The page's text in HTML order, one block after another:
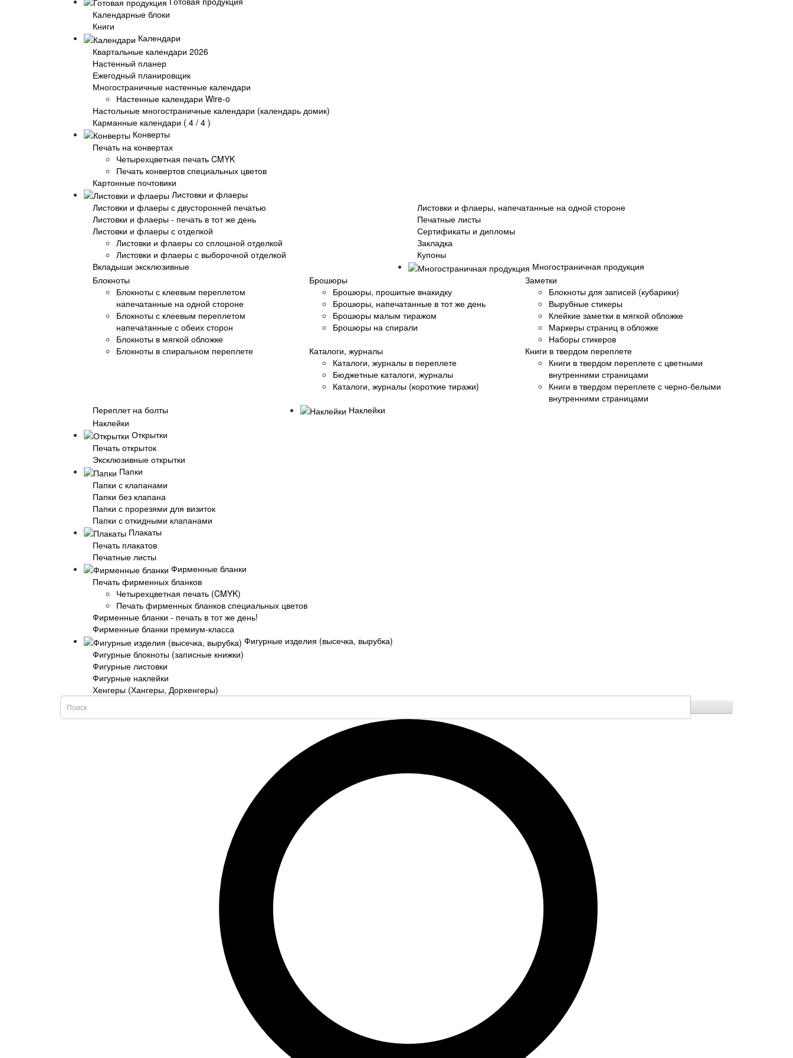
Календарные блоки
Книги
Календари
Квартальные календари 2026
Настенный планер
Ежегодный планировщик
Многостраничные настенные календари
Настенные календари Wire-o
Настольные многостраничные календари (календарь домик)
Карманные календари ( 4 / 4 )
Конверты
Печать на конвертах
Четырехцветная печать CMYK
Печать конвертов специальных цветов
Картонные почтовики
Листовки и флаеры
Листовки и флаеры с двусторонней печатью
Листовки и флаеры, напечатанные на одной стороне
Листовки и флаеры - печать в тот же день
Печатные листы
Листовки и флаеры с отделкой
Листовки и флаеры со сплошной отделкой
Листовки и флаеры с выборочной отделкой
Сертификаты и дипломы
Закладка
Купоны
Вкладыши эксклюзивные
Многостраничная продукция
Блокноты
Блокноты с клеевым переплетом
напечатанные на одной стороне
Блокноты с клеевым переплетом
напечатанные с обеих сторон
Блокноты в мягкой обложке
Блокноты в спиральном переплете
Брошюры
Брошюры, прошитые внакидку
Брошюры, напечатанные в тот же день
Брошюры малым тиражом
Брошюры на спирали
Заметки
Блокноты для записей (кубарики)
Вырубные стикеры
Клейкие заметки в мягкой обложке
Маркеры страниц в обложке
Наборы стикеров
Каталоги, журналы
Каталоги, журналы в переплете
Бюджетные каталоги, журналы
Каталоги, журналы (короткие тиражи)
Книги в твердом переплете
Книги в твердом переплете с цветными
внутренними страницами
Книги в твердом переплете с черно-белыми
внутренними страницами
Переплет на болты
Наклейки
Наклейки
Открытки
Печать открыток
Эксклюзивные открытки
Папки
Папки с клапанами
Папки без клапана
Папки с прорезями для визиток
Папки с откидными клапанами
Плакаты
Печать плакатов
Печатные листы
Фирменные бланки
Печать фирменных бланков
Четырехцветная печать (CMYK)
Печать фирменных бланков специальных цветов
Фирменные бланки - печать в тот же день!
Фирменные бланки премиум-класса
Фигурные изделия (высечка, вырубка)
Фигурные блокноты (записные книжки)
Фигурные листовки
Фигурные наклейки
Хенгеры (Хангеры, Дорхенгеры)